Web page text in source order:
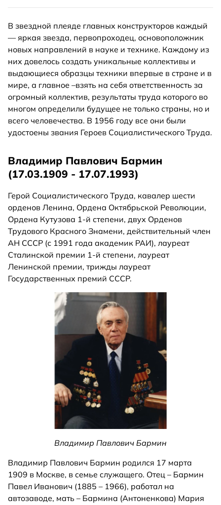
В звездной плеяде главных конструкторов каждый
— яркая звезда, первопроходец, основоположник
новых направлений в науке и технике. Каждому из
них довелось создать уникальные коллективы и
выдающиеся образцы техники впервые в стране и в
мире, а главное –взять на себя ответственность за
огромный коллектив, результаты труда которого во
многом определили будущее не только страны, но и
всего человечества. В 1956 году все они были
удостоены звания Героев Социалистического Труда.
Владимир Павлович Бармин
(17.03.1909 - 17.07.1993)
Герой Социалистического Труда, кавалер шести
орденов Ленина, Ордена Октябрьской Революции,
Ордена Кутузова 1-й степени, двух Орденов
Трудового Красного Знамени, действительный член
АН СССР (с 1991 года академик РАИ), лауреат
Сталинской премии 1-й степени, лауреат
Ленинской премии, трижды лауреат
Государственных премий СССР.
Владимир Павлович Бармин
Владимир Павлович Бармин родился 17 марта
1909 в Москве, в семье служащего. Отец – Бармин
Павел Иванович (1885 – 1966), работал на
автозаводе, мать – Бармина (Антоненкова) Мария